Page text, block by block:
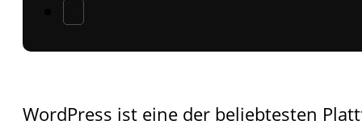
WordPress ist eine der beliebtesten